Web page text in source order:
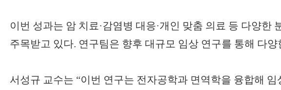
이번 성과는 암 치료·감염병 대응·개인 맞춤 의료 등 다양한
주목받고 있다. 연구팀은 향후 대규모 임상 연구를 통해 다
서성규 교수는 “이번 연구는 전자공학과 면역학을 융합해